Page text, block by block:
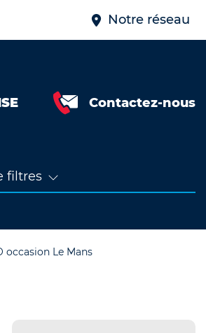
Notre réseau
Contactez-nous
filtres
occasion Le Mans